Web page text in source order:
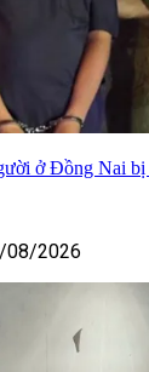
ở Đồng Nai bị
08/2026